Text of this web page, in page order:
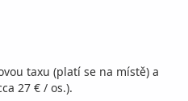
taxu (platí se na místě) a
27 € / os.).